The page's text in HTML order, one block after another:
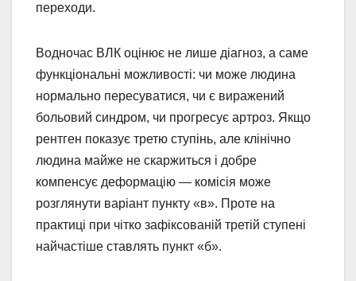
переходи.
Водночас ВЛК оцінює не лише діагноз, а саме
функціональні можливості: чи може людина
нормально пересуватися, чи є виражений
больовий синдром, чи прогресує артроз. Якщо
рентген показує третю ступінь, але клінічно
людина майже не скаржиться і добре
компенсує деформацію — комісія може
розглянути варіант пункту «в». Проте на
практиці при чітко зафіксованій третій ступені
найчастіше ставлять пункт «б».